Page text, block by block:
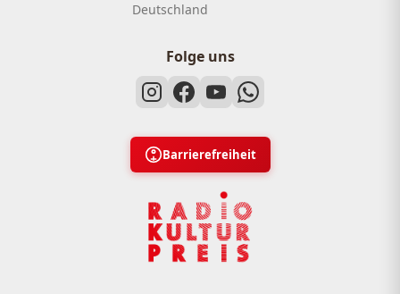
Deutschland
Folge uns
Barrierefreiheit